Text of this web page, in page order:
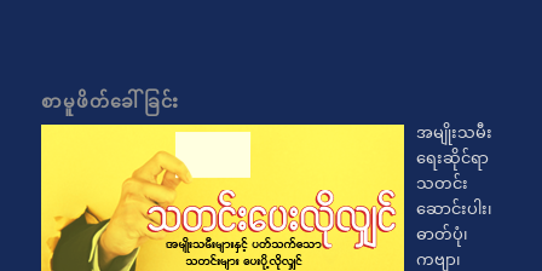
စာမူဖိတ်ခေါ်ခြင်း
အမျိုးသမီး
ရေးဆိုင်ရာ
သတင်း
ဆောင်းပါး၊
ဓာတ်ပုံ၊
ကဗျာ၊